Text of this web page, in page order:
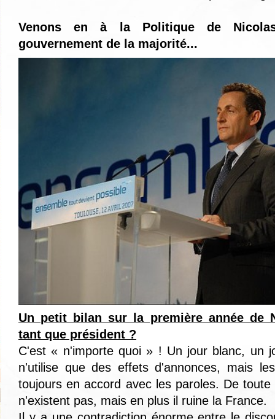
Venons en à la Politique de
gouvernement de la majorité...
Un petit bilan sur la première année de
tant que président ?
C'est « n'importe quoi » ! Un jour blanc, un
n'utilise que des effets d'annonces, mais
toujours en accord avec les paroles. De
n'existent pas, mais en plus il ruine la France.